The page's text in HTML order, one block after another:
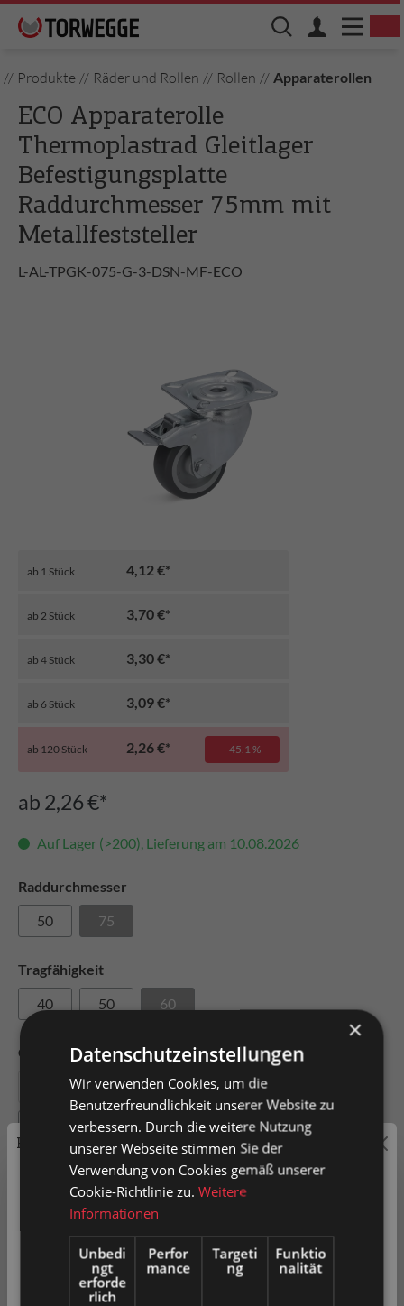
// Produkte // Räder und Rollen // Rollen // Apparaterollen
ECO Apparaterolle
Thermoplastrad Gleitlager
Befestigungsplatte
Raddurchmesser 75mm mit
Metallfeststeller
L-AL-TPGK-075-G-3-DSN-MF-ECO
ab 2,26 €*
Auf Lager (>200), Lieferung am 10.08.2026
Raddurchmesser
50
75
Tragfähigkeit
40
50 60
Gehäusetyp
Lenkgehäuse
Lenkgehäuse mit Feststeller
Bockgehäuse
Befestigungstyp
Befestigungsplatte
Farbe Lauffläche
ab 1 Stück 4,12 €*
ab 2 Stück 3,70 €*
ab 4 Stück 3,30 €*
ab 6 Stück 3,09 €*
ab 120 Stück 2,26 €* - 45.1 %
Preisauszeichnung
Privatkunden können Preise mit MwSt. (brutto) und
Geschäftskunden Preise ohne MwSt. (netto) angezeigt
werden.
Bitte wählen Sie Ihre bevorzugte Einstellung:
×
Datenschutzeinstellungen
Wir verwenden Cookies, um die
Benutzerfreundlichkeit unserer Website zu
verbessern. Durch die weitere Nutzung
unserer Webseite stimmen Sie der
Verwendung von Cookies gemäß unserer
Cookie-Richtlinie zu.Weitere
Informationen
Unbedi
ngt
erforde
rlich
Perfor
mance
Targeti
ng
Funktio
nalität